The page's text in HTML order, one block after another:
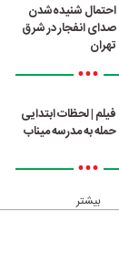
احتمال شنیده‌شدن
صدای انفجار در شرق
تهران
•••
فیلم | لحظات ابتدایی
حمله به مدرسه میناب
•••
بیشتر